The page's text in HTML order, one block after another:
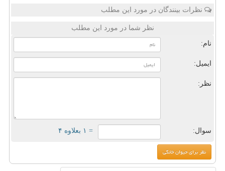
نظرات بینندگان در مورد این مطلب
نظر شما در مورد این مطلب
نام:
ایمیل:
نظر:
سوال: = ۱ بعلاوه ۴